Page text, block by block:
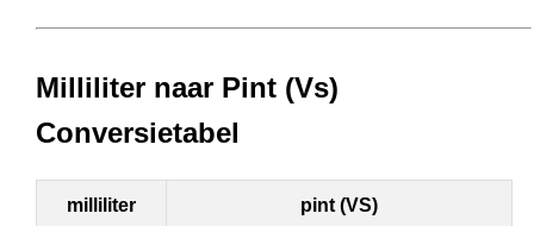
Milliliter naar Pint (Vs)
Conversietabel
milliliter pint (VS)